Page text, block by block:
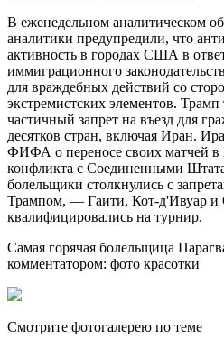
В еженедельном аналитическом
аналитики предупредили, что
активность в городах США в
иммиграционного
для враждебных действий со
экстремистских элементов.
частичный запрет на въезд для
десятков стран, включая Иран.
ФИФА о переносе своих матчей в
конфликта с Соединенными
болельщики столкнулись с
Трампом, — Гаити, Кот-д'Ивуар и
квалифицировались на турнир.
Самая горячая болельщица
комментатором: фото красотки
Смотрите фотогалерею по теме